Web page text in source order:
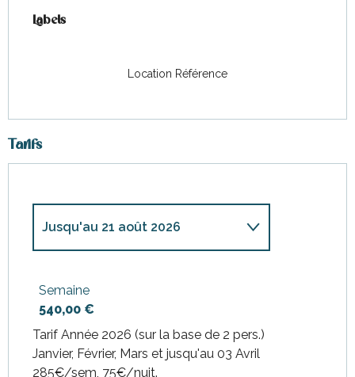
Labels
Labels
Location Référence
Tarifs
Du13 juin 2026
2026
Du27 juin 2026 au10 juillet
2026
Jusqu'au 21 août 2026
Semaine
540,00 €
Tarif Année 2026 (sur la base de 2 pers.)
Janvier, Février, Mars et jusqu'au 03 Avril
285€/sem, 75€/nuit.